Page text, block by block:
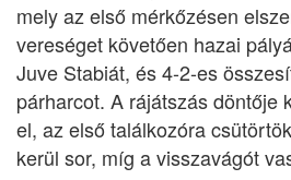
mely az első mérkőzésen
vereséget követően hazai
Juve Stabiát, és 4-2-es
párharcot. A rájátszás döntője
el, az első találkozóra
kerül sor, míg a visszavágót